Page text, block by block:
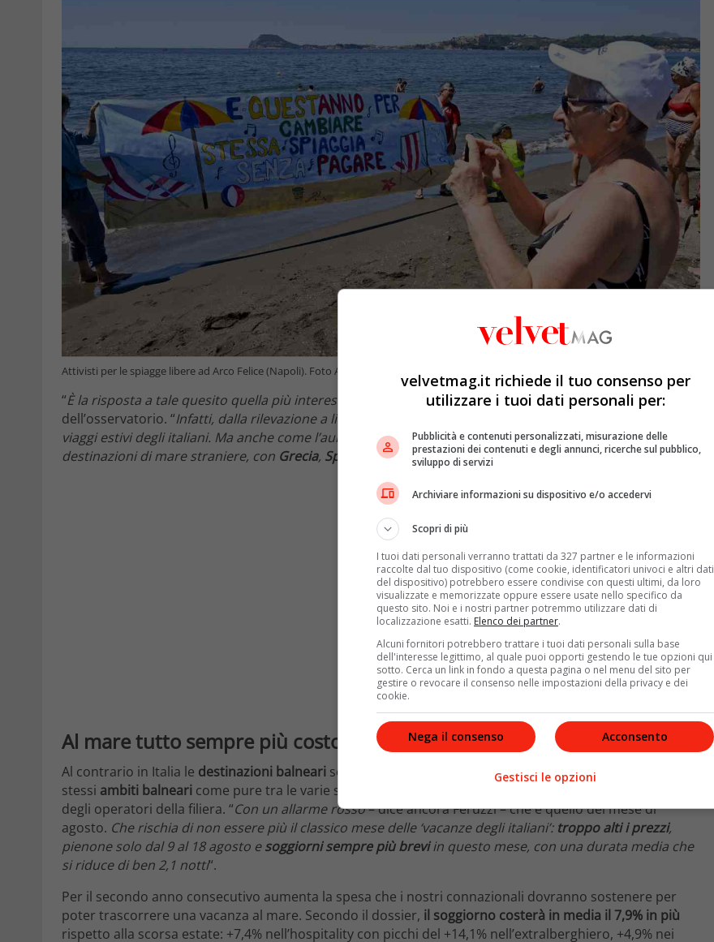
Attivisti per le spiagge libere ad Arco Felice (Napoli). Foto Ansa/Ciro Fusco
“È la risposta a tale quesito quella più interessante ” affermaMassimo Feruzzi , responsabile di Jfc e
dell’osservatorio. “Infatti, dalla rilevazione a livello nazionale emerge come vi sia un incremento dei
viaggi estivi degli italiani. Ma anche come l’aumento dei flussi turistici si riferisca in prevalenza verso
destinazioni di mare straniere, con Grecia, Spagna edAlbaniaa farla da padrone“.
Al mare tutto sempre più costoso
Al contrario in Italia le destinazioni balneari segneranno indicatori altalenantisia tra le località degli
stessi ambiti balneari come pure tra le varie settimane. E ciò renderà ancora più complessa l’attività
degli operatori della filiera. “Con un allarme rosso– dice ancora Feruzzi – che è quello del mese di
agosto. Che rischia di non essere più il classico mese delle ‘vacanze degli italiani’: troppo alti i prezzi,
pienone solo dal 9 al 18 agosto esoggiorni sempre più breviin questo mese, con una durata media che
si riduce di ben 2,1 notti“.
Per il secondo anno consecutivo aumenta la spesa che i nostri connazionali dovranno sostenere per
poter trascorrere una vacanza al mare. Secondo il dossier, il soggiorno costerà in media il 7,9% in più
rispetto alla scorsa estate: +7,4% nell’hospitality con picchi del +14,1% nell’extralberghiero, +4,9% nei
velvetmag.it richiede il tuo consenso per
utilizzare i tuoi dati personali per:
Pubblicità e contenuti personalizzati, misurazione delle
prestazioni dei contenuti e degli annunci, ricerche sul pubblico,
sviluppo di servizi
Archiviare informazioni su dispositivo e/o accedervi
Scopri di più
I tuoi dati personali verranno trattati da 327 partner e le informazioni
raccolte dal tuo dispositivo (come cookie, identificatori univoci e altri dati
del dispositivo) potrebbero essere condivise con questi ultimi, da loro
visualizzate e memorizzate oppure essere usate nello specifico da
questo sito. Noi e i nostri partner potremmo utilizzare dati di
localizzazione esatti. Elenco dei partner.
Alcuni fornitori potrebbero trattare i tuoi dati personali sulla base
dell'interesse legittimo, al quale puoi opporti gestendo le tue opzioni qui
sotto. Cerca un link in fondo a questa pagina o nel menu del sito per
gestire o revocare il consenso nelle impostazioni della privacy e dei
cookie.
Acconsento
Nega il consenso
Gestisci le opzioni